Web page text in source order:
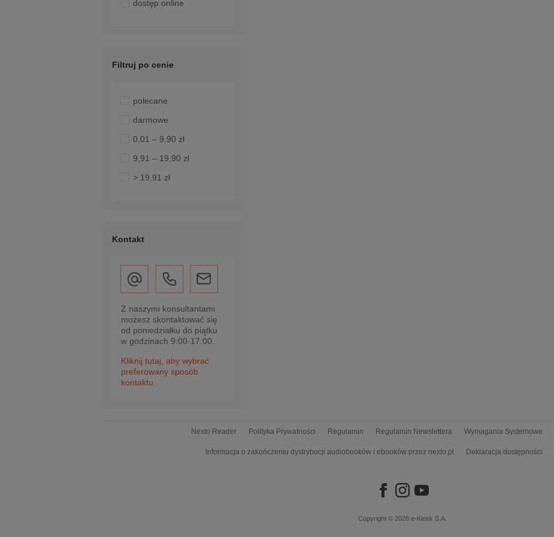
dostęp online
Filtruj po cenie
polecane
darmowe
0,01 – 9,90 zł
9,91 – 19,90 zł
> 19,91 zł
Kontakt
Z naszymi konsultantami
możesz skontaktować się
od poniedziałku do piątku
w godzinach 9:00-17:00.
Kliknij tutaj, aby wybrać
preferowany sposób
kontaktu
Nexto Reader Polityka Prywatności Regulamin Regulamin Newslettera Wymagania Systemowe
Informacja o zakończeniu dystrybucji audiobooków i ebooków przez nexto.pl Deklaracja dostępności
Copyright © 2026 e-Kiosk S.A.